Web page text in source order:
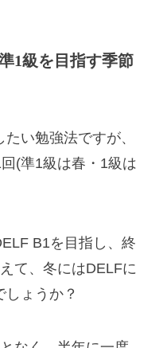
1級を目指す季節
い勉強法ですが、
(準1級は春・1級は
B1を目指し、終
て、冬にはDELFに
ょうか？